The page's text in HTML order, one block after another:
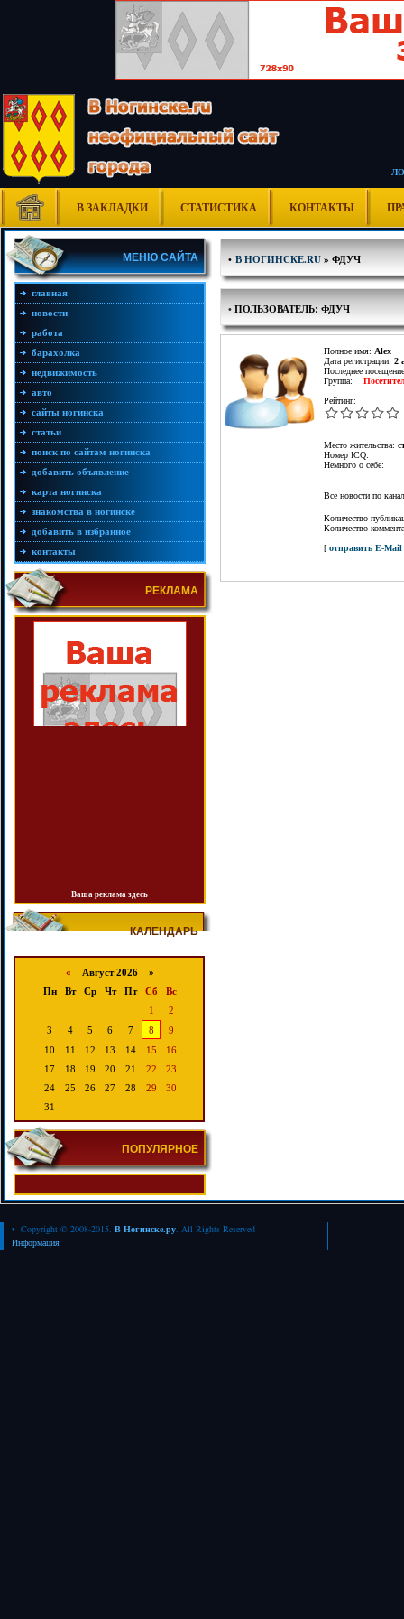
В ЗАКЛАДКИ СТАТИСТИКА КОНТАКТЫ
МЕНЮ САЙТА
главная
новости
работа
барахолка
недвижимость
авто
сайты ногинска
статьи
поиск по сайтам ногинска
добавить объявление
карта ногинска
знакомства в ногинске
добавить в избранное
контакты
РЕКЛАМА
Ваша реклама здесь
КАЛЕНДАРЬ
« Август 2026 »
Пн
Вт Ср Чт Пт Сб
Вс
1
2
3
4 5 6 7 8
9
10
11 12 13 14 15
16
17
18 19 20 21 22
23
24
25 26 27 28 29
30
31
ПОПУЛЯРНОЕ
• В НОГИНСКЕ.RU» ФДУЧ
• ПОЛЬЗОВАТЕЛЬ: ФДУЧ
Полное имя: Alex
Дата регистрации: 2
Последнее
Группа:
Рейтинг:
Место жительства:
Номер ICQ:
Немного о себе:
Все новости по
Количество
Количество
[ отправить E-Mail
• Copyright © 2008-2015. В Ногинске.ру. All Rights Reserved
Информация